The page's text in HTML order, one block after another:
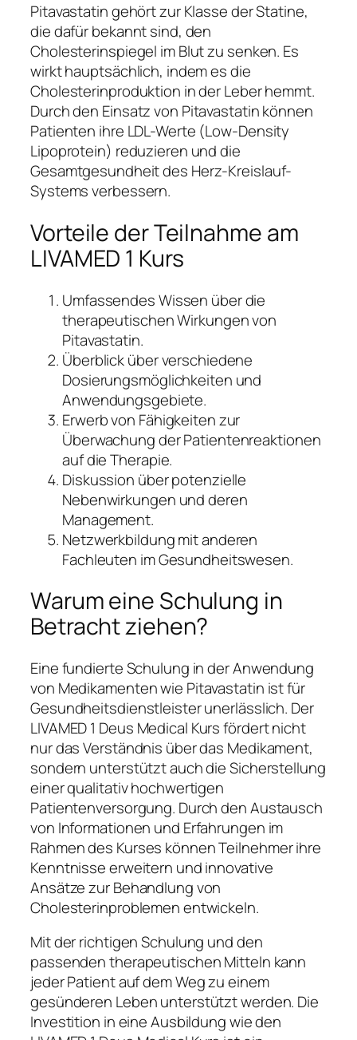
Pitavastatin gehört zur Klasse der Statine,
die dafür bekannt sind, den
Cholesterinspiegel im Blut zu senken. Es
wirkt hauptsächlich, indem es die
Cholesterinproduktion in der Leber hemmt.
Durch den Einsatz von Pitavastatin können
Patienten ihre LDL-Werte (Low-Density
Lipoprotein) reduzieren und die
Gesamtgesundheit des Herz-Kreislauf-
Systems verbessern.
Vorteile der Teilnahme am
LIVAMED 1 Kurs
Umfassendes Wissen über die
therapeutischen Wirkungen von
Pitavastatin.
Überblick über verschiedene
Dosierungsmöglichkeiten und
Anwendungsgebiete.
Erwerb von Fähigkeiten zur
Überwachung der Patientenreaktionen
auf die Therapie.
Diskussion über potenzielle
Nebenwirkungen und deren
Management.
Netzwerkbildung mit anderen
Fachleuten im Gesundheitswesen.
Warum eine Schulung in
Betracht ziehen?
Eine fundierte Schulung in der Anwendung
von Medikamenten wie Pitavastatin ist für
Gesundheitsdienstleister unerlässlich. Der
LIVAMED 1 Deus Medical Kurs fördert nicht
nur das Verständnis über das Medikament,
sondern unterstützt auch die Sicherstellung
einer qualitativ hochwertigen
Patientenversorgung. Durch den Austausch
von Informationen und Erfahrungen im
Rahmen des Kurses können Teilnehmer ihre
Kenntnisse erweitern und innovative
Ansätze zur Behandlung von
Cholesterinproblemen entwickeln.
Mit der richtigen Schulung und den
passenden therapeutischen Mitteln kann
jeder Patient auf dem Weg zu einem
gesünderen Leben unterstützt werden. Die
Investition in eine Ausbildung wie den